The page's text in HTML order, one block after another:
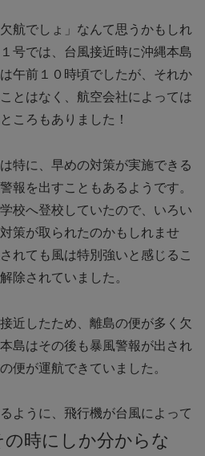
航でしょ」なんて思うかもしれ
号では、台風接近時に沖縄本島
午前１０時頃でしたが、それか
とはなく、航空会社によっては
ころもありました！
特に、早めの対策が実施できる
報を出すこともあるようです。
校へ登校していたので、いろい
策が取られたのかもしれませ
れても風は特別強いと感じるこ
除されていました。
近したため、離島の便が多く欠
島はその後も暴風警報が出され
便が運航できていました。
ように、飛行機が台風によって
の時にしか分からな